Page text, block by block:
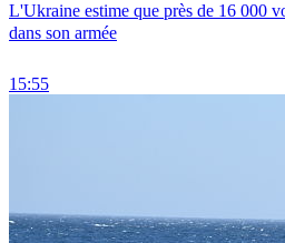
L'Ukraine estime que près de 16 000
dans son armée
15:55